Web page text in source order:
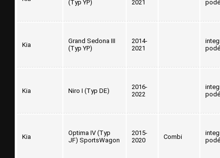
(Typ YP)
2021
Kia
Grand Sedona III
(Typ YP)
2014-
2021
Kia Niro I (Typ DE)
2016-
2022
Kia
Optima IV (Typ
JF) SportsWagon
2015-
2020
Combi